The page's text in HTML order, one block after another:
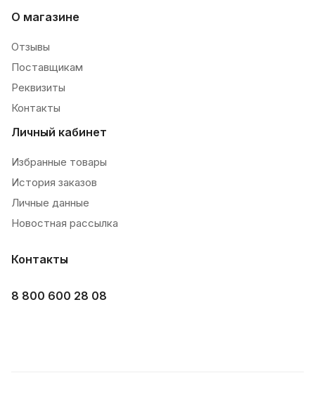
О магазине
Отзывы
Поставщикам
Реквизиты
Контакты
Личный кабинет
Избранные товары
История заказов
Личные данные
Новостная рассылка
Контакты
8 800 600 28 08